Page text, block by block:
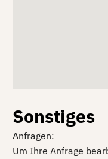
Sonstiges
Anfragen:
Um Ihre Anfrage